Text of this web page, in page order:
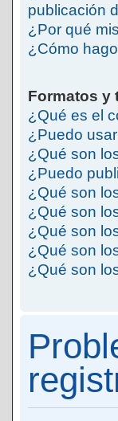
publicación
¿Por qué
¿Cómo
Formatos y
¿Qué es el
¿Puedo
¿Qué son
¿Puedo
¿Qué son
¿Qué son
¿Qué son
¿Qué son
¿Qué son